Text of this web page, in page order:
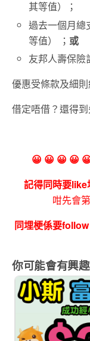
其等值）；
過去一個月總
等值） ； 或
友邦人壽保險
優惠受條款及細
借定唔借？還得到
😀 😀 😀 😀
記得同時要like
咁先會
同埋梗係要
你可能會有興